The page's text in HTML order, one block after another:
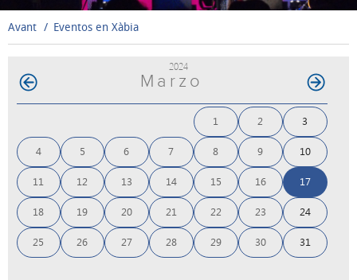
Avant Eventos en Xàbia
2024
Marzo
1 2 3
4 5 6 7 8 9 10
11 12 13 14 15 16 17
18 19 20 21 22 23 24
25 26 27 28 29 30 31